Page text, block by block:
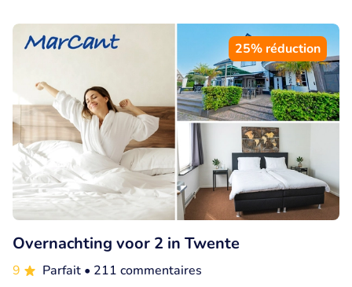
25% réduction
Overnachting voor 2 in Twente
9 Parfait • 211 commentaires